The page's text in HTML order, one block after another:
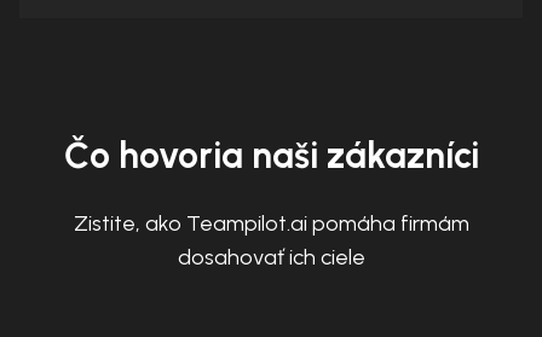
Čo hovoria naši zákazníci
Zistite, ako Teampilot.ai pomáha firmám
dosahovať ich ciele